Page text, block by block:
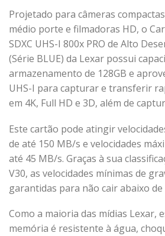
Projetado para câmeras
médio porte e filmadoras HD, o
SDXC UHS-I 800x PRO de Alto
(Série BLUE) da Lexar possui
armazenamento de 128GB e
UHS-I para capturar e transferir
em 4K, Full HD e 3D, além de
Este cartão pode atingir
de até 150 MB/s e velocidades
até 45 MB/s. Graças à sua
V30, as velocidades mínimas de
garantidas para não cair abaixo de
Como a maioria das mídias Lexar,
memória é resistente à água,